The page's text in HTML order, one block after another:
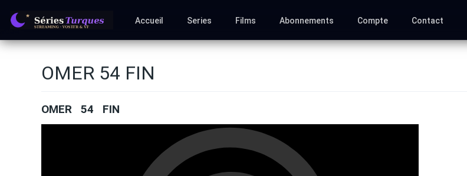
Accueil Series Films Abonnements Compte Contact
OMER 54 FIN
OMER 54 FIN